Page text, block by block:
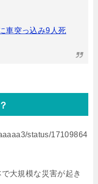
車突っ込み9人死
status/17109864
大規模な災害が起き